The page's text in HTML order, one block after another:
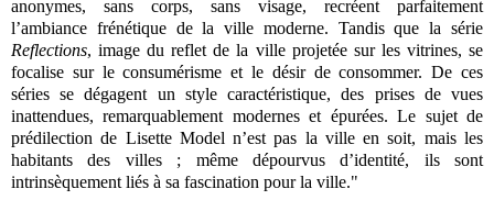
anonymes, sans corps, sans visage, recréent parfaitement
l’ambiance frénétique de la ville moderne. Tandis que la série
Reflections, image du reflet de la ville projetée sur les vitrines, se
focalise sur le consumérisme et le désir de consommer. De ces
séries se dégagent un style caractéristique, des prises de vues
inattendues, remarquablement modernes et épurées. Le sujet de
prédilection de Lisette Model n’est pas la ville en soit, mais les
habitants des villes ; même dépourvus d’identité, ils sont
intrinsèquement liés à sa fascination pour la ville."